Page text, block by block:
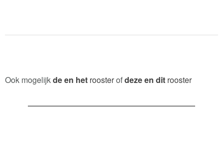
Ook mogelijkde en het roosterofdeze en dit rooster